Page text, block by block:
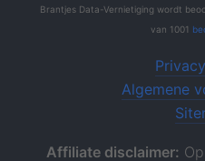
Brantjes Data-Vernietiging wordt
van 1001
Algemene
Affiliate disclaimer: